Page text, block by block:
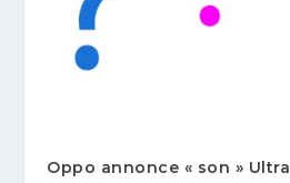
Oppo annonce « son » Ultra